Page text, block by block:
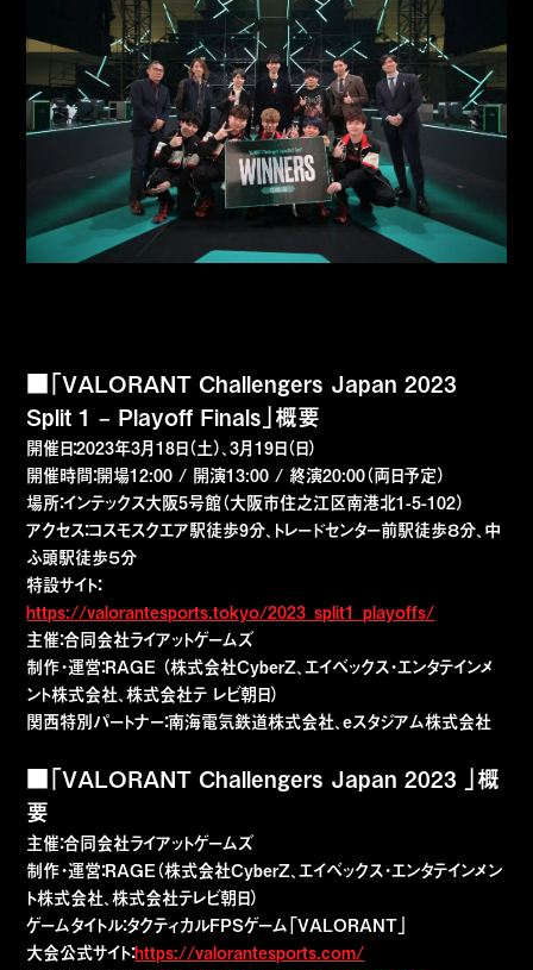
■「VALORANT Challengers Japan 2023
Split 1 – Playoff Finals」概要
開催日：2023年3月18日（土）、3月19日（日）
開催時間：開場12:00 / 開演13:00 / 終演20:00（両日予定）
場所：インテックス大阪5号館（大阪市住之江区南港北1-5-102）
アクセス：コスモスクエア駅徒歩9分、トレードセンター前駅徒歩８分、中
ふ頭駅徒歩５分
特設サイト：
https://valorantesports.tokyo/2023_split1_playoffs/
主催：合同会社ライアットゲームズ
制作・運営：RAGE （株式会社CyberZ、エイベックス・エンタテインメ
ント株式会社、株式会社テ レビ朝日）
関西特別パートナー：南海電気鉄道株式会社、eスタジアム株式会社
■「VALORANT Challengers Japan 2023 」概
要
主催：合同会社ライアットゲームズ
制作・運営：RAGE（株式会社CyberZ、エイベックス・エンタテインメン
ト株式会社、株式会社テレビ朝日）
ゲームタイトル：タクティカルFPSゲーム「VALORANT」
大会公式サイト：https://valorantesports.com/